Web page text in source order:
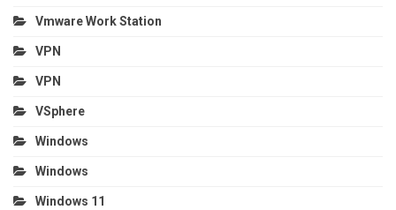
Vmware Work Station
VPN
VPN
VSphere
Windows
Windows
Windows 11